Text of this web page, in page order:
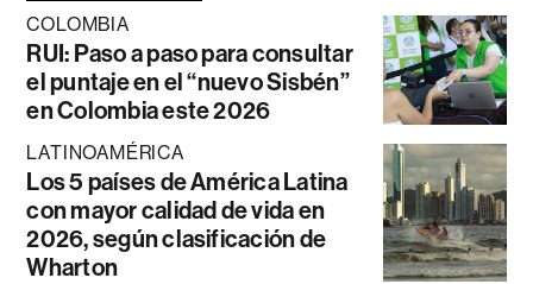
COLOMBIA
RUI: Paso a paso para consultar
el puntaje en el “nuevo Sisbén”
en Colombia este 2026
LATINOAMÉRICA
Los 5 países de América Latina
con mayor calidad de vida en
2026, según clasificación de
Wharton